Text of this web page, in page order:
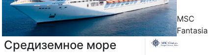
MSC
Fantasia
Средиземное море